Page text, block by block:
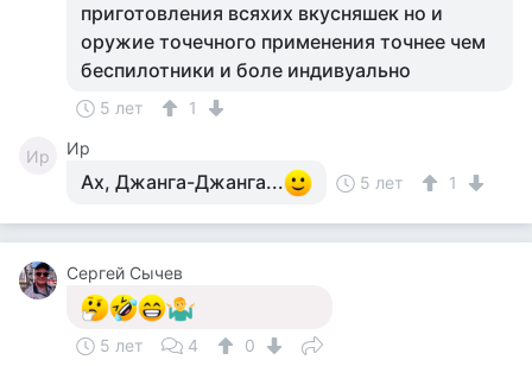
приготовления всяхих вкусняшек но и
оружие точечного применения точнее чем
беспилотники и боле индивуально
5 лет 1
Ир Ир
Ах, Джанга-Джанга... 5 лет 1
Сергей Сычев
5 лет 4 0